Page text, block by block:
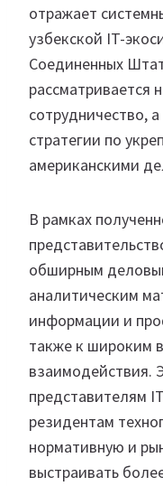
отражает
узбекской IT-
Соединенных
рассматривается
сотрудничество,
стратегии по
американскими
В рамках
обширным
аналитическим
информации и
также к широким
взаимодействия.
представителям
резидентам
нормативную и
выстраивать